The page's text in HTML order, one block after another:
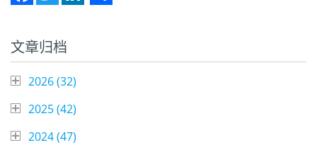
文章归档
2026 (32)
2025 (42)
2024 (47)